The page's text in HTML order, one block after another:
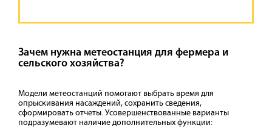
Зачем нужна метеостанция для фермера и
сельского хозяйства?
Модели метеостанций помогают выбрать время для
опрыскивания насаждений, сохранить сведения,
сформировать отчеты. Усовершенствованные варианты
подразумевают наличие дополнительных функции: